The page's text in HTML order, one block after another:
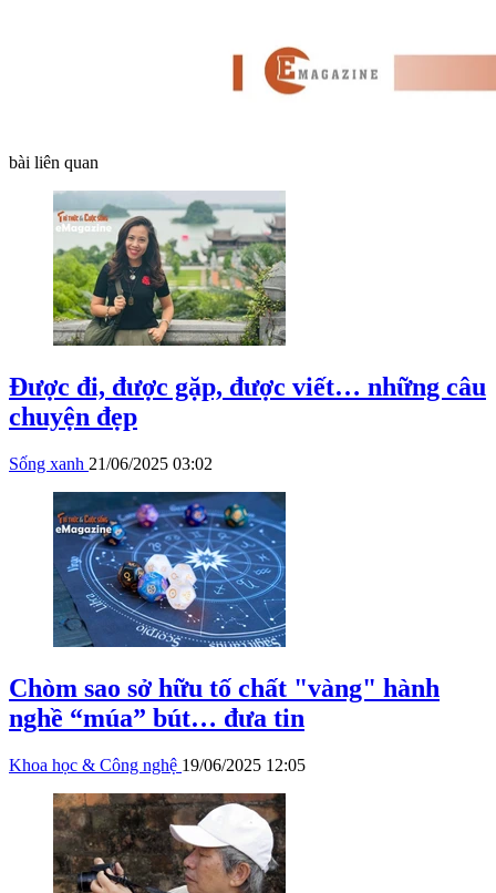
bài liên quan
Được đi, được gặp, được viết… những câu
chuyện đẹp
Sống xanh 21/06/2025 03:02
Chòm sao sở hữu tố chất "vàng" hành
nghề “múa” bút… đưa tin
Khoa học & Công nghệ 19/06/2025 12:05